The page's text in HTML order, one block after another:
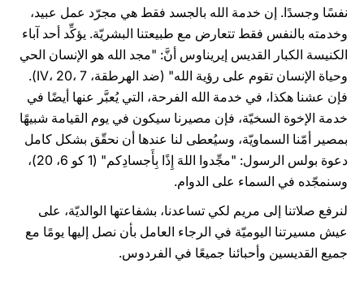
نفسًا وجسدًا. إن خدمة الله بالجسد فقط هي مجرّد عمل عبيد،
وخدمته بالنفس فقط تتعارض مع طبيعتنا البشريّة. يؤكِّد أحد آباء
الكنيسة الكبار القديس إيريناوس أنَّ: "مجد الله هو الإنسان الحي
وحياة الإنسان تقوم على رؤية الله" (ضد الهرطقة، IV، 20، 7).
فإن عشنا هكذا، في خدمة الله الفرحة، التي يُعبَّر عنها أيضًا في
خدمة الإخوة السخيّة، فإن مصيرنا سيكون في يوم القيامة شبيهًا
بمصير أمّنا السماويّة، وسيُعطى لنا عندها أن نحقّق بشكل كامل
دعوة بولس الرسول: "مجِّدوا اللهَ إِذًا بِأَجسادِكم" (1 كو 6، 20)،
وسنمجّده في السماء على الدوام.
لنرفع صلاتنا إلى مريم لكي تساعدنا، بشفاعتها الوالديّة، على
عيش مسيرتنا اليوميّة في الرجاء العامل بأن نصل إليها يومًا مع
جميع القديسين وأحبائنا جميعًا في الفردوس.